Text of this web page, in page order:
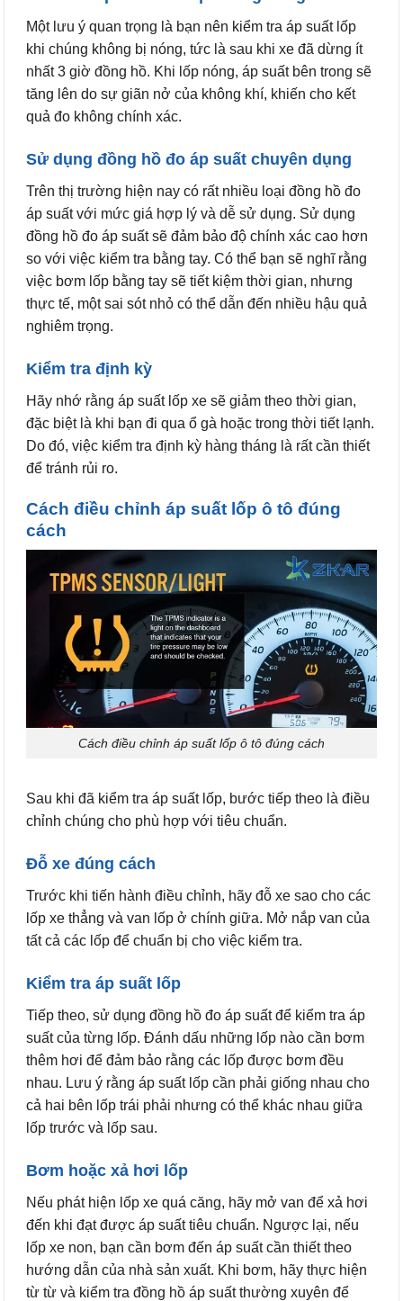
Một lưu ý quan trọng là bạn nên kiểm tra áp suất lốp
khi chúng không bị nóng, tức là sau khi xe đã dừng ít
nhất 3 giờ đồng hồ. Khi lốp nóng, áp suất bên trong sẽ
tăng lên do sự giãn nở của không khí, khiến cho kết
quả đo không chính xác.
Sử dụng đồng hồ đo áp suất chuyên dụng
Trên thị trường hiện nay có rất nhiều loại đồng hồ đo
áp suất với mức giá hợp lý và dễ sử dụng. Sử dụng
đồng hồ đo áp suất sẽ đảm bảo độ chính xác cao hơn
so với việc kiểm tra bằng tay. Có thể bạn sẽ nghĩ rằng
việc bơm lốp bằng tay sẽ tiết kiệm thời gian, nhưng
thực tế, một sai sót nhỏ có thể dẫn đến nhiều hậu quả
nghiêm trọng.
Kiểm tra định kỳ
Hãy nhớ rằng áp suất lốp xe sẽ giảm theo thời gian,
đặc biệt là khi bạn đi qua ổ gà hoặc trong thời tiết lạnh.
Do đó, việc kiểm tra định kỳ hàng tháng là rất cần thiết
để tránh rủi ro.
Cách điều chỉnh áp suất lốp ô tô đúng
cách
Cách điều chỉnh áp suất lốp ô tô đúng cách
Sau khi đã kiểm tra áp suất lốp, bước tiếp theo là điều
chỉnh chúng cho phù hợp với tiêu chuẩn.
Đỗ xe đúng cách
Trước khi tiến hành điều chỉnh, hãy đỗ xe sao cho các
lốp xe thẳng và van lốp ở chính giữa. Mở nắp van của
tất cả các lốp để chuẩn bị cho việc kiểm tra.
Kiểm tra áp suất lốp
Tiếp theo, sử dụng đồng hồ đo áp suất để kiểm tra áp
suất của từng lốp. Đánh dấu những lốp nào cần bơm
thêm hơi để đảm bảo rằng các lốp được bơm đều
nhau. Lưu ý rằng áp suất lốp cần phải giống nhau cho
cả hai bên lốp trái phải nhưng có thể khác nhau giữa
lốp trước và lốp sau.
Bơm hoặc xả hơi lốp
Nếu phát hiện lốp xe quá căng, hãy mở van để xả hơi
đến khi đạt được áp suất tiêu chuẩn. Ngược lại, nếu
lốp xe non, bạn cần bơm đến áp suất cần thiết theo
hướng dẫn của nhà sản xuất. Khi bơm, hãy thực hiện
từ từ và kiểm tra đồng hồ áp suất thường xuyên để